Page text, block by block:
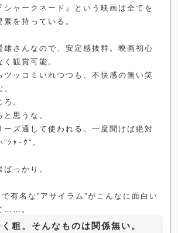
シャークネード』という映画は全てを
を持っている。
雄さんなので、安定感抜群。映画初心
観賞可能。
ツッコミいれつつも、不快感の無い笑
。
思うな。
ーズ通して使われる。一度聞けば絶対
ｼｬｰｸ”。
っかり。
有名な”アサイラム”がこんなに面白い
……。
粗。そんなものは関係無い。